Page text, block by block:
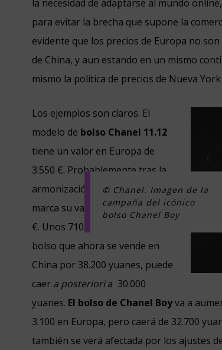
la necesidad de adaptarse al mundo
para evitar la brecha que supone la
evidente que los precios de Europa no
de China, y aun estando en un mismo
mismo la política de precios de Nueva
© Chanel. Imagen de la
campaña del icónico
bolso Chanel Boy
Los ejemplos son claros. El
modelo de bolso Chanel 11.12
tiene un valor en Europa de
3.550 €. Probablemente tras la
armonización de precios de la
marca su valor ascienda a
4.260
€. Unos 710 € más.
bolso que ahora se vende en
China por 38.200 yuanes, puede
caer a posterioria 30.000
yuanes. El bolso de Chanel Boyva a
3.100 en Europa, pero caerá de 32.700
también se verá afectada por los ajustes